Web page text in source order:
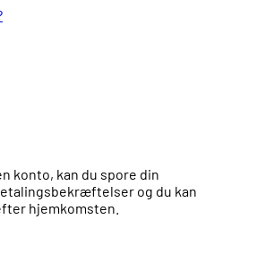
konto, kan du spore din
og du kan
hjemkomsten.